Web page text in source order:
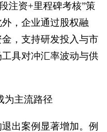
注资+里程碑考核”策
，企业通过股权融
，支持研发投入与市
具对冲汇率波动与供
为主流路径
出案例显著增加。例